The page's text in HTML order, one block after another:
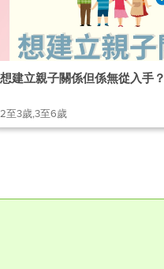
想建立親子關係但係無從入手？
2至3歲,3至6歲